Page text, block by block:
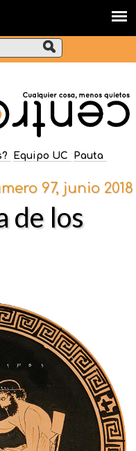
Equipo UC Pauta
97, junio 2018
de los